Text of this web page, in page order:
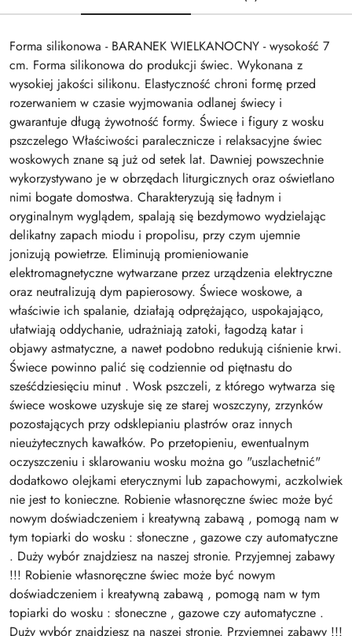
Forma silikonowa - BARANEK WIELKANOCNY - wysokość 7
cm. Forma silikonowa do produkcji świec. Wykonana z
wysokiej jakości silikonu. Elastyczność chroni formę przed
rozerwaniem w czasie wyjmowania odlanej świecy i
gwarantuje długą żywotność formy. Świece i figury z wosku
pszczelego Właściwości paralecznicze i relaksacyjne świec
woskowych znane są już od setek lat. Dawniej powszechnie
wykorzystywano je w obrzędach liturgicznych oraz oświetlano
nimi bogate domostwa. Charakteryzują się ładnym i
oryginalnym wyglądem, spalają się bezdymowo wydzielając
delikatny zapach miodu i propolisu, przy czym ujemnie
jonizują powietrze. Eliminują promieniowanie
elektromagnetyczne wytwarzane przez urządzenia elektryczne
oraz neutralizują dym papierosowy. Świece woskowe, a
właściwie ich spalanie, działają odprężająco, uspokajająco,
ułatwiają oddychanie, udrażniają zatoki, łagodzą katar i
objawy astmatyczne, a nawet podobno redukują ciśnienie krwi.
Świece powinno palić się codziennie od piętnastu do
sześćdziesięciu minut . Wosk pszczeli, z którego wytwarza się
świece woskowe uzyskuje się ze starej woszczyny, zrzynków
pozostających przy odsklepianiu plastrów oraz innych
nieużytecznych kawałków. Po przetopieniu, ewentualnym
oczyszczeniu i sklarowaniu wosku można go "uszlachetnić"
dodatkowo olejkami eterycznymi lub zapachowymi, aczkolwiek
nie jest to konieczne. Robienie własnoręczne świec może być
nowym doświadczeniem i kreatywną zabawą , pomogą nam w
tym topiarki do wosku : słoneczne , gazowe czy automatyczne
. Duży wybór znajdziesz na naszej stronie. Przyjemnej zabawy
!!! Robienie własnoręczne świec może być nowym
doświadczeniem i kreatywną zabawą , pomogą nam w tym
topiarki do wosku : słoneczne , gazowe czy automatyczne .
Duży wybór znajdziesz na naszej stronie. Przyjemnej zabawy !!!